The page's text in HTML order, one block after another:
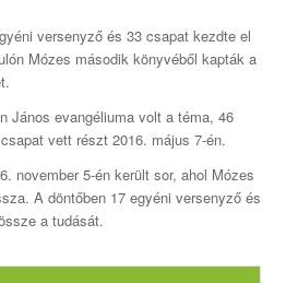
versenyző és 33 csapat kezdte el
Mózes második könyvéből kapták a
János evangéliuma volt a téma, 46
vett részt 2016. május 7-én.
november 5-én került sor, ahol Mózes
A döntőben 17 egyéni versenyző és
a tudását.